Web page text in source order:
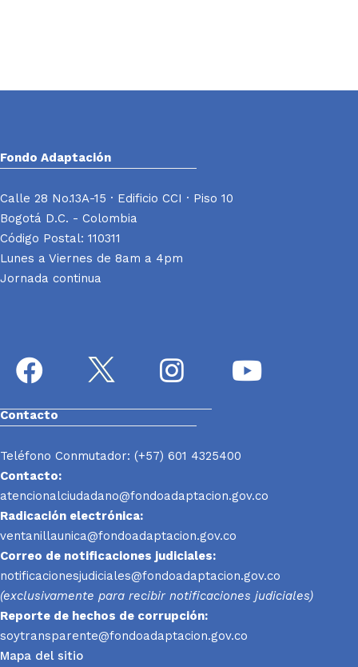
Fondo Adaptación
Calle 28 No.13A-15 · Edificio CCI · Piso 10
Bogotá D.C. - Colombia
Código Postal: 110311
Lunes a Viernes de 8am a 4pm
Jornada continua
Contacto
Teléfono Conmutador: (+57) 601 4325400
Contacto:
atencionalciudadano@fondoadaptacion.gov.co
Radicación electrónica:
ventanillaunica@fondoadaptacion.gov.co
Correo de notificaciones judiciales:
notificacionesjudiciales@fondoadaptacion.gov.co
(exclusivamente para recibir notificaciones judiciales)
Reporte de hechos de corrupción:
soytransparente@fondoadaptacion.gov.co
Mapa del sitio